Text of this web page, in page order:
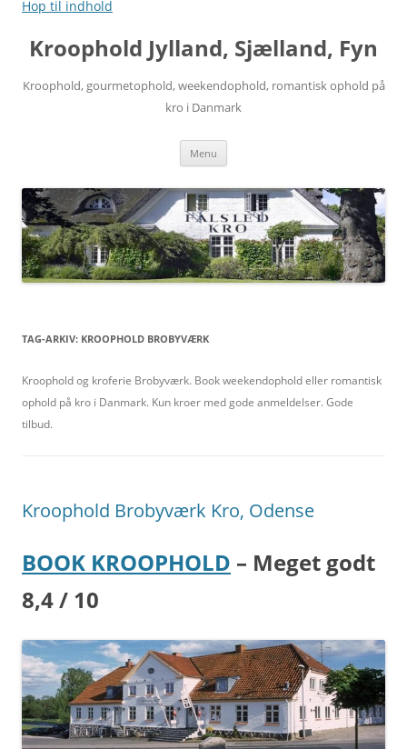
Hop til indhold
Kroophold Jylland, Sjælland, Fyn
Kroophold, gourmetophold, weekendophold, romantisk ophold på
kro i Danmark
Menu
TAG-ARKIV: KROOPHOLD BROBYVÆRK
Kroophold og kroferie Brobyværk. Book weekendophold eller romantisk
ophold på kro i Danmark. Kun kroer med gode anmeldelser. Gode
tilbud.
Kroophold Brobyværk Kro, Odense
BOOK KROOPHOLD – Meget godt
8,4 / 10